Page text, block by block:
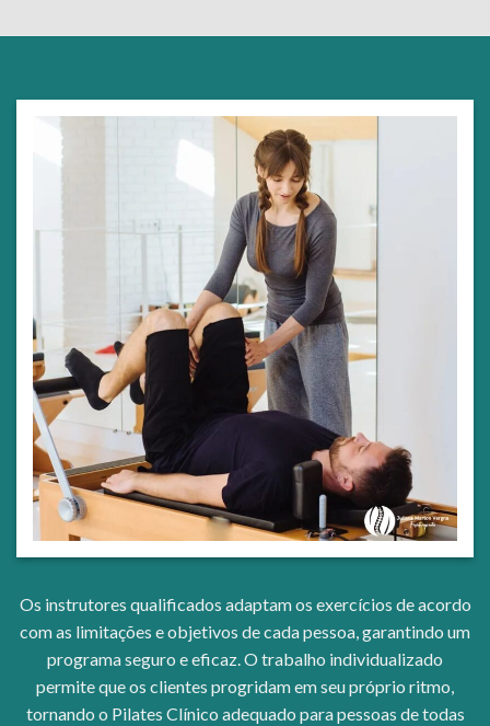
Os instrutores qualificados adaptam os exercícios de acordo
com as limitações e objetivos de cada pessoa, garantindo um
programa seguro e eficaz. O trabalho individualizado
permite que os clientes progridam em seu próprio ritmo,
tornando o Pilates Clínico adequado para pessoas de todas